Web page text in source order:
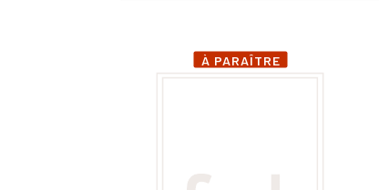
À PARAÎTRE